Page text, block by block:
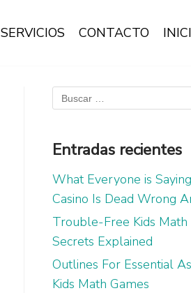
SERVICIOS CONTACTO
Entradas recientes
What Everyone is
Casino Is Dead Wrong
Trouble-Free Kids Math
Secrets Explained
Outlines For Essential
Kids Math Games